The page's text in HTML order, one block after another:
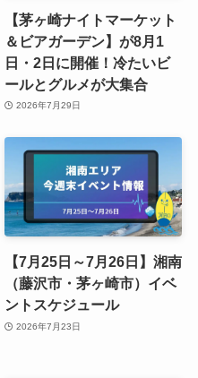
【茅ヶ崎ナイトマーケット
＆ビアガーデン】が8月1
日・2日に開催！冷たいビ
ールとグルメが大集合
2026年7月29日
【7月25日～7月26日】湘南
（藤沢市・茅ヶ崎市）イベ
ントスケジュール
2026年7月23日